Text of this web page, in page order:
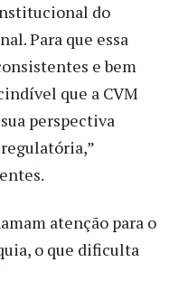
do
Para que essa
e bem
que a CVM
perspectiva
atenção para o
o que dificulta